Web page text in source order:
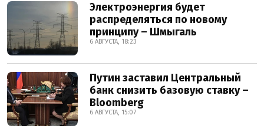
Электроэнергия будет
распределяться по новому
принципу – Шмыгаль
6 АВГУСТА, 18:23
Путин заставил Центральный
банк снизить базовую ставку –
Bloomberg
6 АВГУСТА, 15:07